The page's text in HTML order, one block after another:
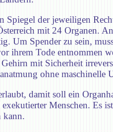
Spiegel der jeweiligen
mit 24 Organen.
Um Spender zu sein,
ihrem Tode entnommen
mit Sicherheit
ohne maschinelle
damit soll ein
Menschen. Es
kann.